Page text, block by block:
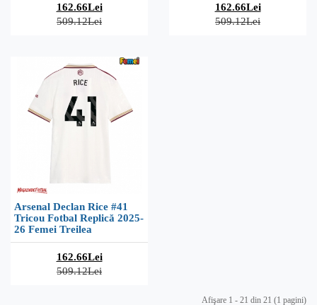
162.66Lei
509.12Lei
162.66Lei
509.12Lei
Arsenal Declan Rice #41
Tricou Fotbal Replică 2025-
26 Femei Treilea
162.66Lei
509.12Lei
Afişare 1 - 21 din 21 (1 pagini)